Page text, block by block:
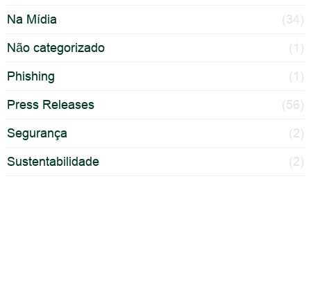
Na Mídia
(34)
Não categorizado
(1)
Phishing
(1)
Press Releases
(56)
Segurança
(2)
Sustentabilidade
(2)